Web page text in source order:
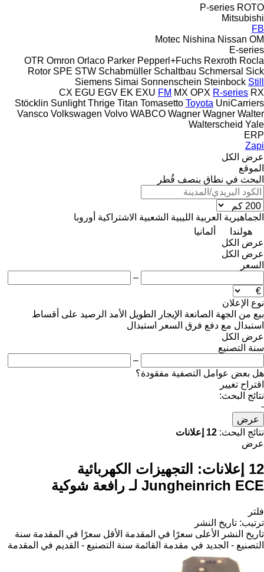
P-series ROTO
Mitsubishi
FB
Motec Nishina Nissan OM
E-series
OTR Omron Orlaco Parker Pepperl+Fuchs Rexroth Rocla
Rotor SPE STW Schabmüller Schaltbau Schmersal Sick
Siemens Simai Sonnenschein Steinbock Still
CX EGU EGV EK EXU FM MX OPX R-series RX
Stöcklin Sunlight Thrige Titan Tomasetto Toyota UniCarriers
Vansco Volkswagen Volvo WABCO Wagner Wagner Walter
Walterscheid Yale
ERP
Zapi
عرض الكل
الموقع
البحث في نطاق بنصف قُطر
الجماهيرية العربية الليبية الشعبية الاشتراكية أوروبا
هولندا
ألمانيا
عرض الكل
عرض الكل
السعر
–
نوع الإعلان
بيع من الجهة الصانعة الإيجار الطويل الأمد الرصيد على أقساط
استبدال مع دفع فرق السعر
استبدال
عرض الكل
سنة التصنيع
–
هل بعض عوامل التصفية مفقودة؟
اقتراح تغيير
نتائج البحث:
-
عرض
نتائج البحث: 12 إعلانات
عرض
12 إعلانات:
التجهيزات الكهربائية
Jungheinrich ECE لـ رافعة شوكية
فلتر
ترتيب: تاريخ النشر
تاريخ النشر
الأعلى سعرًا في المقدمة الأقل سعرًا في المقدمة سنة
التصنيع - الجديد في مقدمة القائمة سنة التصنيع - القديم في المقدمة